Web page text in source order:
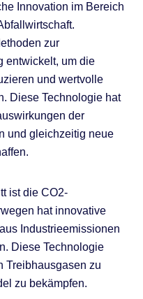
Innovation im Bereich
zur
entwickelt, um die
und wertvolle
Diese Technologie hat
der
und gleichzeitig neue
ist die CO2-
hat innovative
Industrieemissionen
Diese Technologie
Treibhausgasen zu
zu bekämpfen.